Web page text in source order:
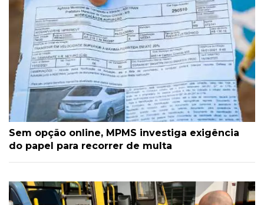
Sem opção online, MPMS investiga exigência
do papel para recorrer de multa